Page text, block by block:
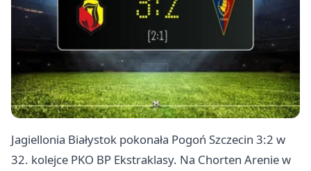
Jagiellonia Białystok pokonała Pogoń Szczecin 3:2 w
32. kolejce PKO BP Ekstraklasy. Na Chorten Arenie w